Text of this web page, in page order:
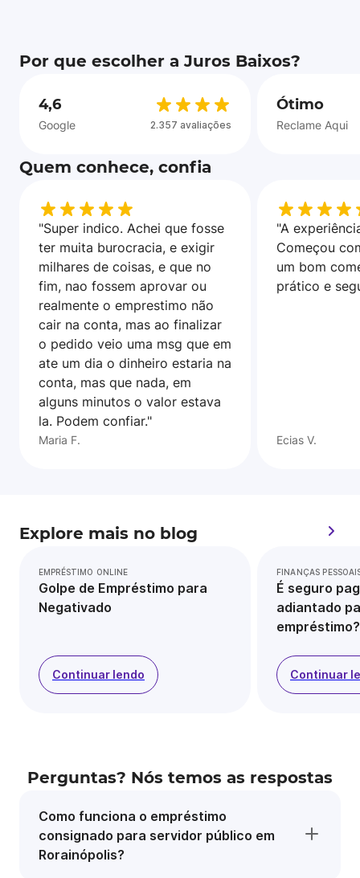
Por que escolher a Juros Baixos?
4,6
Google 2.357 avaliações
Ótimo
Reclame Aqui
Quem conhece, confia
"Super indico. Achei que fosse
ter muita burocracia, e exigir
milhares de coisas, e que no
fim, nao fossem aprovar ou
realmente o emprestimo não
cair na conta, mas ao finalizar
o pedido veio uma msg que em
ate um dia o dinheiro estaria na
conta, mas que nada, em
alguns minutos o valor estava
la. Podem confiar."
Maria F.
"A
Começou
um bom
prático e
Ecias V.
Explore mais no blog
EMPRÉSTIMO ONLINE
Golpe de Empréstimo para
Negativado
Continuar lendo
FINANÇAS
É seguro
adiantado
empréstimo?
Continuar
Perguntas? Nós temos as respostas
Como funciona o empréstimo
consignado para servidor público em
Rorainópolis?